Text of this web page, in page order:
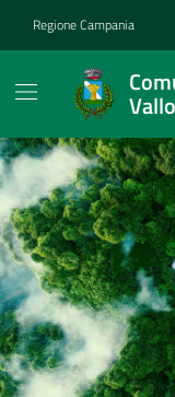
Regione Campania